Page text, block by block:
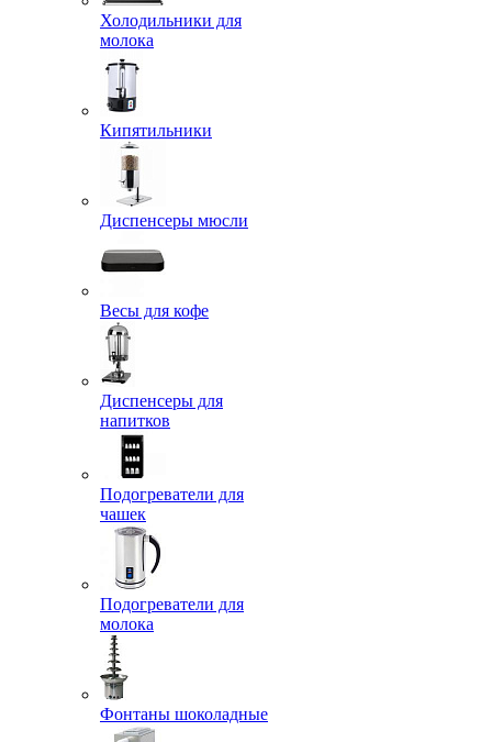
Холодильники для
молока
Кипятильники
Диспенсеры мюсли
Весы для кофе
Диспенсеры для
напитков
Подогреватели для
чашек
Подогреватели для
молока
Фонтаны шоколадные